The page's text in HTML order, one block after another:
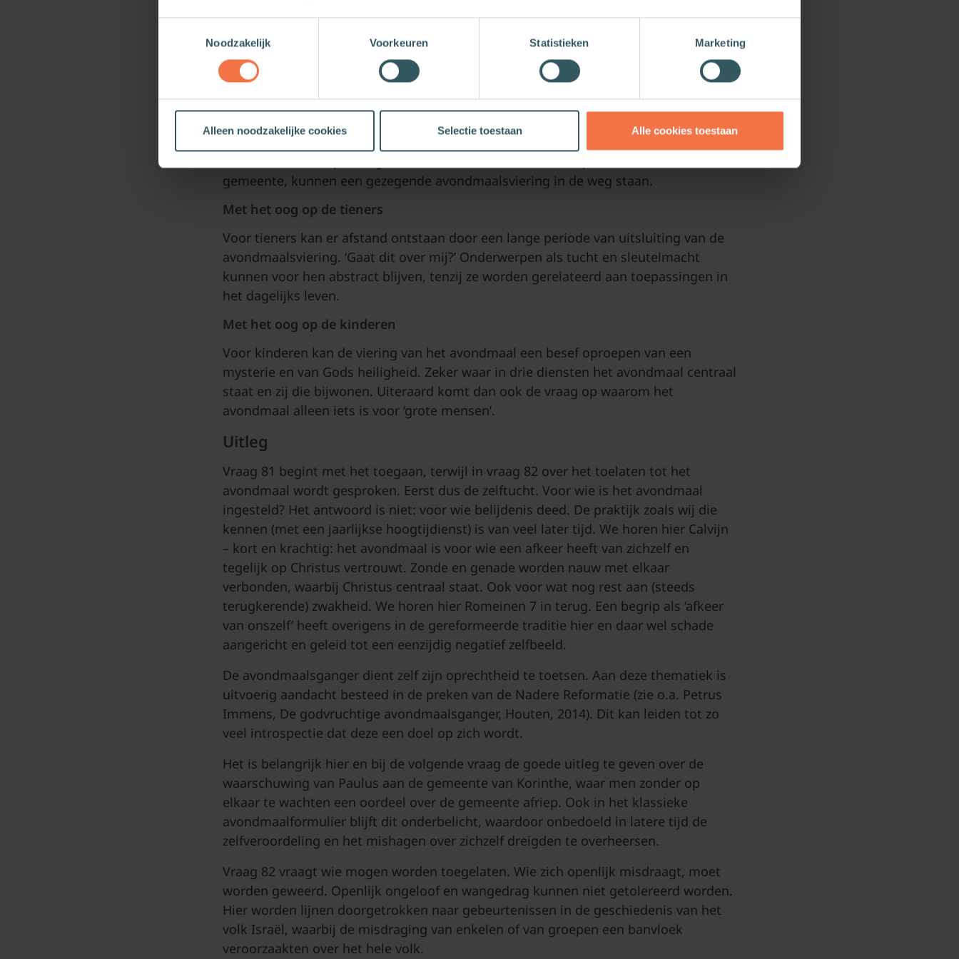
Noodzakelijk
Voorkeuren Statistieken Marketing
Alleen noodzakelijke cookies Selectie toestaan Alle cookies toestaan
stuit intuïtief op verzet. We worden niet graag op ons nummer gezet. Tegelijk wordt
noodzakelijke correctie op een permissieve cultuur die te ver is doorgeschoten in
tolerantie.
Voor volwassenen zal het wel uitmaken uit welk kerkelijk klimaat ze zijn
voortgekomen. Sommigen dragen de last mee van het zich ‘een oordeel eten en
drinken’. Intussen voelt iedereen aan dat dingen die in de weg zitten, ‘opgeruimd’
gemeente, kunnen een gezegende avondmaalsviering in de weg staan.
Met het oog op de tieners
Voor tieners kan er afstand ontstaan door een lange periode van uitsluiting van de
avondmaalsviering. ‘Gaat dit over mij?’ Onderwerpen als tucht en sleutelmacht
kunnen voor hen abstract blijven, tenzij ze worden gerelateerd aan toepassingen in
het dagelijks leven.
Met het oog op de kinderen
Voor kinderen kan de viering van het avondmaal een besef oproepen van een
mysterie en van Gods heiligheid. Zeker waar in drie diensten het avondmaal centraal
staat en zij die bijwonen. Uiteraard komt dan ook de vraag op waarom het
avondmaal alleen iets is voor ‘grote mensen’.
Uitleg
Vraag 81 begint met het toegaan, terwijl in vraag 82 over het toelaten tot het
avondmaal wordt gesproken. Eerst dus de zelftucht. Voor wie is het avondmaal
ingesteld? Het antwoord is niet: voor wie belijdenis deed. De praktijk zoals wij die
kennen (met een jaarlijkse hoogtijdienst) is van veel later tijd. We horen hier Calvijn
– kort en krachtig: het avondmaal is voor wie een afkeer heeft van zichzelf en
tegelijk op Christus vertrouwt. Zonde en genade worden nauw met elkaar
verbonden, waarbij Christus centraal staat. Ook voor wat nog rest aan (steeds
terugkerende) zwakheid. We horen hier Romeinen 7 in terug. Een begrip als ‘afkeer
van onszelf’ heeft overigens in de gereformeerde traditie hier en daar wel schade
aangericht en geleid tot een eenzijdig negatief zelfbeeld.
De avondmaalsganger dient zelf zijn oprechtheid te toetsen. Aan deze thematiek is
uitvoerig aandacht besteed in de preken van de Nadere Reformatie (zie o.a. Petrus
Immens, De godvruchtige avondmaalsganger, Houten, 2014). Dit kan leiden tot zo
veel introspectie dat deze een doel op zich wordt.
Het is belangrijk hier en bij de volgende vraag de goede uitleg te geven over de
waarschuwing van Paulus aan de gemeente van Korinthe, waar men zonder op
elkaar te wachten een oordeel over de gemeente afriep. Ook in het klassieke
avondmaalformulier blijft dit onderbelicht, waardoor onbedoeld in latere tijd de
zelfveroordeling en het mishagen over zichzelf dreigden te overheersen.
Vraag 82 vraagt wie mogen worden toegelaten. Wie zich openlijk misdraagt, moet
worden geweerd. Openlijk ongeloof en wangedrag kunnen niet getolereerd worden.
Hier worden lijnen doorgetrokken naar gebeurtenissen in de geschiedenis van het
volk Israël, waarbij de misdraging van enkelen of van groepen een banvloek
veroorzaakten over het hele volk.